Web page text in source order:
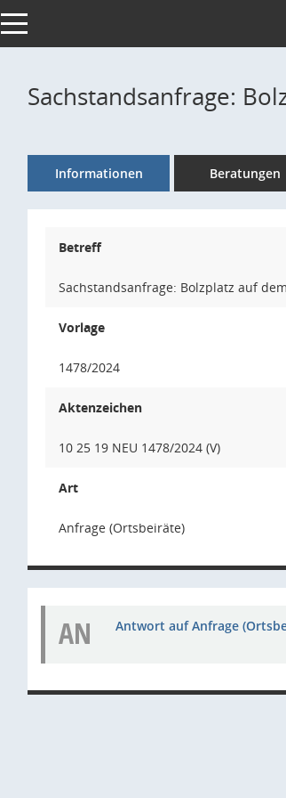
Toggle navigation
Sachstandsanfrage:
Informationen Beratungen
Betreff
Sachstandsanfrage: Bolzplatz auf
Vorlage
1478/2024
Aktenzeichen
10 25 19 NEU 1478/2024 (V)
Art
Anfrage (Ortsbeiräte)
AN Antwort auf Anfrage